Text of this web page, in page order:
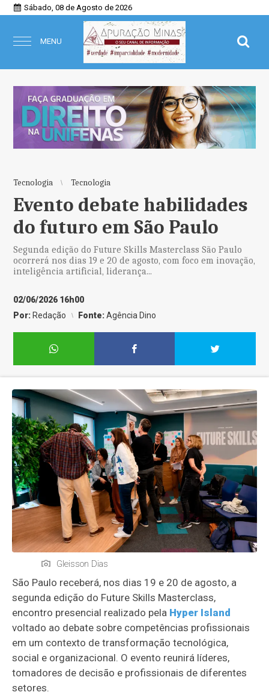
Sábado, 08 de Agosto de 2026
MENU
Tecnologia Tecnologia
Evento debate habilidades
do futuro em São Paulo
Segunda edição do Future Skills Masterclass São Paulo
ocorrerá nos dias 19 e 20 de agosto, com foco em inovação,
inteligência artificial, liderança...
02/06/2026 16h00
Por: Redação Fonte:Agência Dino
Gleisson Dias
São Paulo receberá, nos dias 19 e 20 de agosto, a
segunda edição do Future Skills Masterclass,
encontro presencial realizado pela Hyper Island
voltado ao debate sobre competências profissionais
em um contexto de transformação tecnológica,
social e organizacional. O evento reunirá líderes,
tomadores de decisão e profissionais de diferentes
setores.